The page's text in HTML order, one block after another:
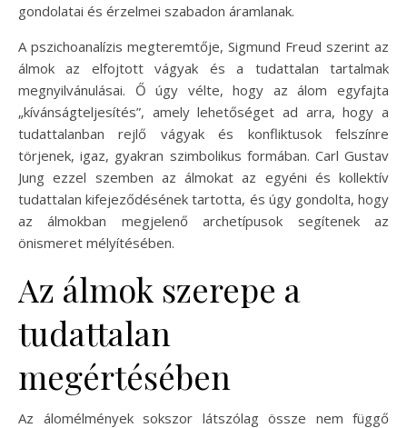
gondolatai és érzelmei szabadon áramlanak.
A pszichoanalízis megteremtője, Sigmund Freud szerint az
álmok az elfojtott vágyak és a tudattalan tartalmak
megnyilvánulásai. Ő úgy vélte, hogy az álom egyfajta
„kívánságteljesítés”, amely lehetőséget ad arra, hogy a
tudattalanban rejlő vágyak és konfliktusok felszínre
törjenek, igaz, gyakran szimbolikus formában. Carl Gustav
Jung ezzel szemben az álmokat az egyéni és kollektív
tudattalan kifejeződésének tartotta, és úgy gondolta, hogy
az álmokban megjelenő archetípusok segítenek az
önismeret mélyítésében.
Az álmok szerepe a
tudattalan
megértésében
Az álomélmények sokszor látszólag össze nem függő